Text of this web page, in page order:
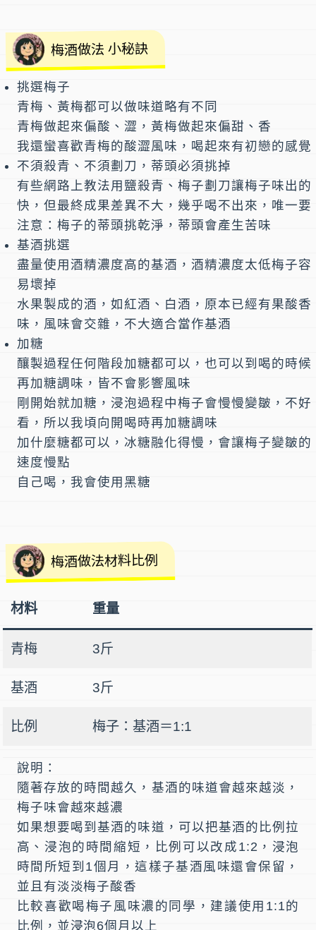
梅酒做法 小秘訣
挑選梅子
青梅、黃梅都可以做味道略有不同
青梅做起來偏酸、澀，黃梅做起來偏甜、香
我還蠻喜歡青梅的酸澀風味，喝起來有初戀的感覺
不須殺青、不須劃刀，蒂頭必須挑掉
有些網路上教法用鹽殺青、梅子劃刀讓梅子味出的
快，但最終成果差異不大，幾乎喝不出來，唯一要
注意：梅子的蒂頭挑乾淨，蒂頭會產生苦味
基酒挑選
盡量使用酒精濃度高的基酒，酒精濃度太低梅子容
易壞掉
水果製成的酒，如紅酒、白酒，原本已經有果酸香
味，風味會交雜，不大適合當作基酒
加糖
釀製過程任何階段加糖都可以，也可以到喝的時候
再加糖調味，皆不會影響風味
剛開始就加糖，浸泡過程中梅子會慢慢變皺，不好
看，所以我頃向開喝時再加糖調味
加什麼糖都可以，冰糖融化得慢，會讓梅子變皺的
速度慢點
自己喝，我會使用黑糖
梅酒做法材料比例
材料 重量
青梅 3斤
基酒 3斤
比例 梅子：基酒＝1:1
說明：
隨著存放的時間越久，基酒的味道會越來越淡，
梅子味會越來越濃
如果想要喝到基酒的味道，可以把基酒的比例拉
高、浸泡的時間縮短，比例可以改成1:2，浸泡
時間所短到1個月，這樣子基酒風味還會保留，
並且有淡淡梅子酸香
比較喜歡喝梅子風味濃的同學，建議使用1:1的
比例，並浸泡6個月以上